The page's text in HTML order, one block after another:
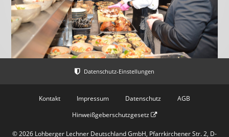
Kontakt Impressum Datenschutz
AGB
Hinweißgeberschutzgesetz
© 2026 Lohberger Lechner Deutschland GmbH, Pfarrkirchener Str. 2, D-